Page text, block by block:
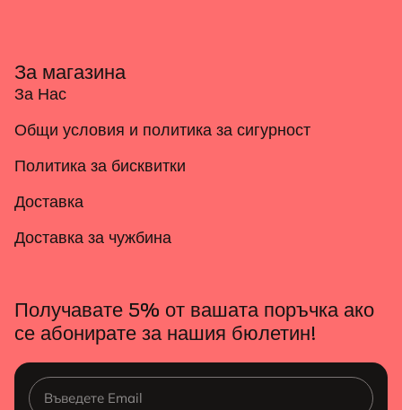
За магазина
За Нас
Общи условия и политика за сигурност
Политика за бисквитки
Доставка
Доставка за чужбина
Получавате 5% от вашата поръчка ако
се абонирате за нашия бюлетин!